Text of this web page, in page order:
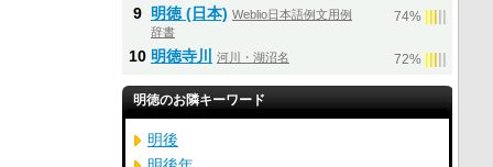
9 明徳 (日本) Weblio日本語例文用例
辞書
74%
10 明徳寺川 河川・湖沼名 72%
明徳のお隣キーワード
明後